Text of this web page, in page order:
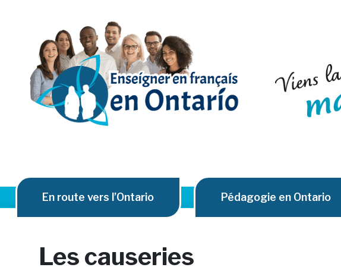
En route vers l’Ontario Pédagogie en Ontario
Les causeries